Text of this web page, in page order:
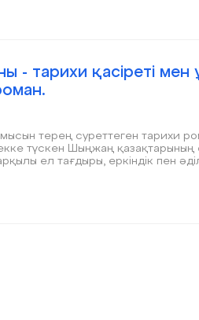
- тарихи қасіреті мен
терең суреттеген тарихи
түскен Шыңжаң қазақтарының
ел тағдыры, еркіндік пен